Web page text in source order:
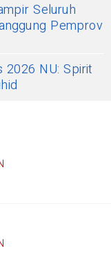
Seluruh
Pemprov
2026 NU: Spirit